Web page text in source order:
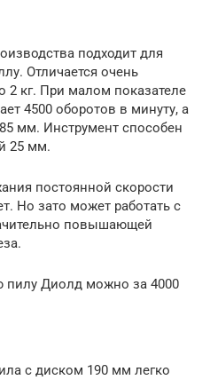
подходит для
Отличается очень
2 кг. При малом показателе
4500 оборотов в минуту, а
мм. Инструмент способен
25 мм.
постоянной скорости
Но зато может работать с
повышающей
пилу Диолд можно за 4000
с диском 190 мм легко